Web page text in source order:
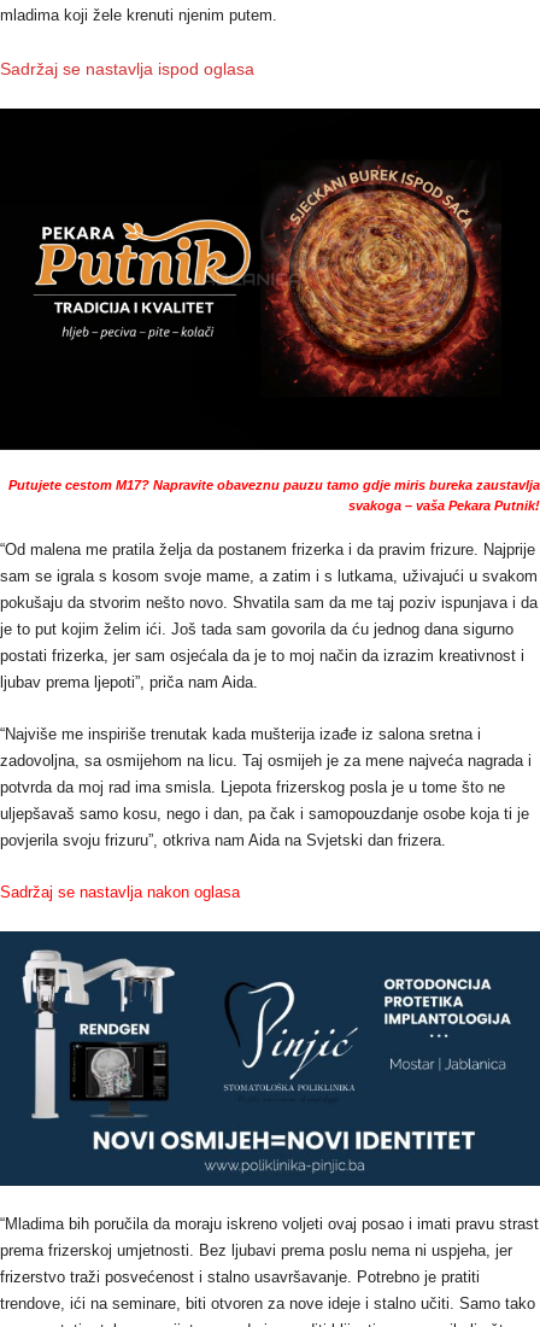
mladima koji žele krenuti njenim putem.
Sadržaj se nastavlja ispod oglasa
Putujete cestom M17? Napravite obaveznu pauzu tamo gdje miris bureka zaustavlja
svakoga – vaša Pekara Putnik!
“Od malena me pratila želja da postanem frizerka i da pravim frizure. Najprije
sam se igrala s kosom svoje mame, a zatim i s lutkama, uživajući u svakom
pokušaju da stvorim nešto novo. Shvatila sam da me taj poziv ispunjava i da
je to put kojim želim ići. Još tada sam govorila da ću jednog dana sigurno
postati frizerka, jer sam osjećala da je to moj način da izrazim kreativnost i
ljubav prema ljepoti”, priča nam Aida.
“Najviše me inspiriše trenutak kada mušterija izađe iz salona sretna i
zadovoljna, sa osmijehom na licu. Taj osmijeh je za mene najveća nagrada i
potvrda da moj rad ima smisla. Ljepota frizerskog posla je u tome što ne
uljepšavaš samo kosu, nego i dan, pa čak i samopouzdanje osobe koja ti je
povjerila svoju frizuru”, otkriva nam Aida na Svjetski dan frizera.
Sadržaj se nastavlja nakon oglasa
“Mladima bih poručila da moraju iskreno voljeti ovaj posao i imati pravu strast
prema frizerskoj umjetnosti. Bez ljubavi prema poslu nema ni uspjeha, jer
frizerstvo traži posvećenost i stalno usavršavanje. Potrebno je pratiti
trendove, ići na seminare, biti otvoren za nove ideje i stalno učiti. Samo tako